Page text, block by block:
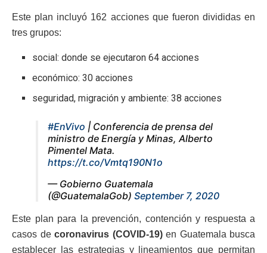
Este plan incluyó 162 acciones que fueron divididas en
tres grupos:
social: donde se ejecutaron 64 acciones
económico: 30 acciones
seguridad, migración y ambiente: 38 acciones
#EnVivo | Conferencia de prensa del
ministro de Energía y Minas, Alberto
Pimentel Mata.
https://t.co/Vmtq190N1o
— Gobierno Guatemala
(@GuatemalaGob) September 7, 2020
Este plan para la prevención, contención y respuesta a
casos de coronavirus (COVID-19)en Guatemala busca
establecer las estrategias y lineamientos que permitan